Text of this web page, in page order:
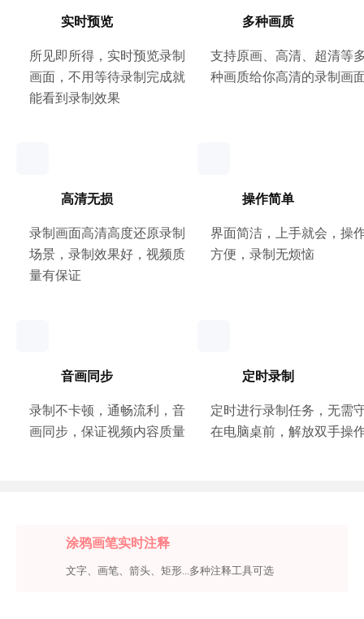
实时预览
所见即所得，实时预览录制
画面，不用等待录制完成就
能看到录制效果
多种画质
支持原画、高清、超清等
种画质给你高清的录制画
高清无损
录制画面高清高度还原录制
场景，录制效果好，视频质
量有保证
操作简单
界面简洁，上手就会，操
方便，录制无烦恼
音画同步
录制不卡顿，通畅流利，音
画同步，保证视频内容质量
定时录制
定时进行录制任务，无需
在电脑桌前，解放双手操
涂鸦画笔实时注释
文字、画笔、箭头、矩形...多种注释工具可选